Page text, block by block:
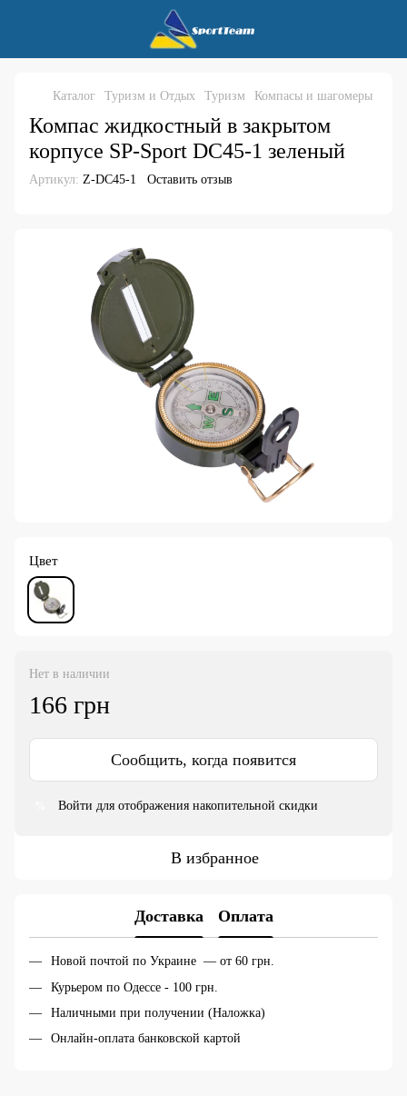
Каталог Туризм и Отдых Туризм Компасы и шагомеры
Компас жидкостный в закрытом
корпусе SP-Sport DC45-1 зеленый
Артикул: Z-DC45-1 Оставить отзыв
Цвет
Нет в наличии
166 грн
Сообщить, когда появится
Войти для отображения накопительной скидки
В избранное
Доставка Оплата
Новой почтой по Украине — от 60 грн.
Курьером по Одессе - 100 грн.
Наличными при получении (Наложка)
Онлайн-оплата банковской картой